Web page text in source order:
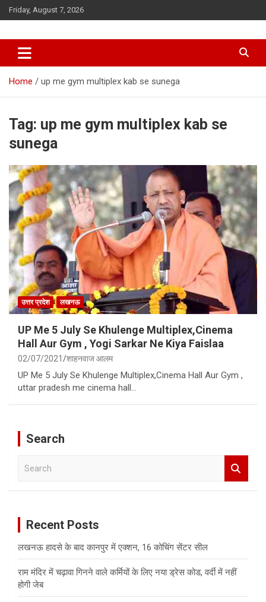
Skip
to
Friday, August 7, 2026
Home up me gym multiplex kab se sunega
Tag: up me gym multiplex kab se
sunega
उत्तर प्रदेश लखनऊ
UP Me 5 July Se Khulenge Multiplex,Cinema
Hall Aur Gym , Yogi Sarkar Ne Kiya Faislaa
02/07/2021 शाहनवाज आलम
UP Me 5 July Se Khulenge Multiplex,Cinema Hall Aur Gym ,
uttar pradesh me cinema hall…
Search
Recent Posts
लखनऊ हादसे के बाद कानपुर में एक्शन, 16 कोचिंग सेंटर सील
राम मंदिर में चढ़ावा गिनने वाले कर्मियों के लिए नया ड्रेस कोड, वर्दी में नहीं
होगी जेब